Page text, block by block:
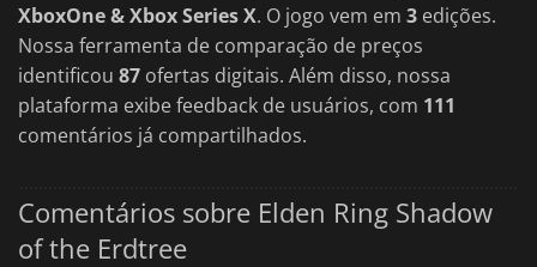
XboxOne & Xbox Series X. O jogo vem em 3 edições.
Nossa ferramenta de comparação de preços
identificou 87 ofertas digitais. Além disso, nossa
plataforma exibe feedback de usuários, com 111
comentários já compartilhados.
Comentários sobre Elden Ring Shadow
of the Erdtree